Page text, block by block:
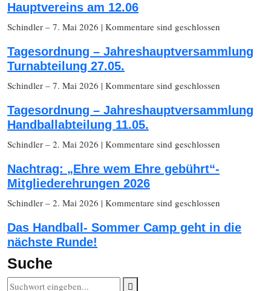
Hauptvereins am 12.06
Schindler – 7. Mai 2026 | Kommentare sind geschlossen
Tagesordnung – Jahreshauptversammlung
Turnabteilung 27.05.
Schindler – 7. Mai 2026 | Kommentare sind geschlossen
Tagesordnung – Jahreshauptversammlung
Handballabteilung 11.05.
Schindler – 2. Mai 2026 | Kommentare sind geschlossen
Nachtrag: „Ehre wem Ehre gebührt“-
Mitgliederehrungen 2026
Schindler – 2. Mai 2026 | Kommentare sind geschlossen
Das Handball- Sommer Camp geht in die
nächste Runde!
Suche